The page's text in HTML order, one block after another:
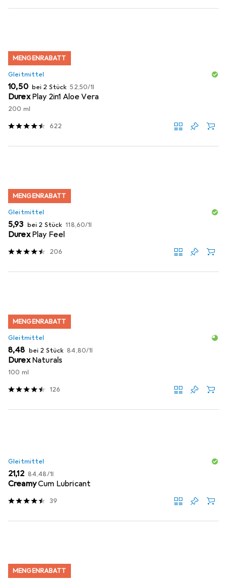
MENGENRABATT
Gleitmittel
EUR
10,50 bei 2 Stück EUR
52,50/1l
Durex Play 2in1 Aloe Vera
200 ml
622
MENGENRABATT
Gleitmittel
EUR
5,93 bei 2 Stück EUR
118,60/1l
Durex Play Feel
206
MENGENRABATT
Gleitmittel
EUR
8,48 bei 2 Stück EUR
84,80/1l
Durex Naturals
100 ml
126
Gleitmittel
EUR
21,12 EUR
84,48/1l
CreamyCum Lubricant
39
MENGENRABATT